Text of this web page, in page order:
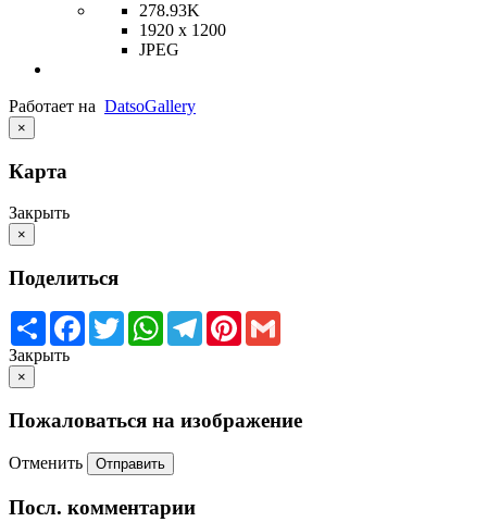
278.93K
1920 x 1200
JPEG
Работает на DatsoGallery
×
Карта
Закрыть
×
Поделиться
Share Facebook
TwitterWhatsApp
TelegramPinterest
Закрыть
×
Пожаловаться на изображение
Отменить Отправить
Посл. комментарии